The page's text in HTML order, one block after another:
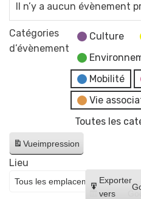
Il n’y a aucun évènement
Catégories
d’évènement
Culture
Mobilité
Vie
Toutes les
Vueimpression
Créer
un
Exporter
vers
Lieu